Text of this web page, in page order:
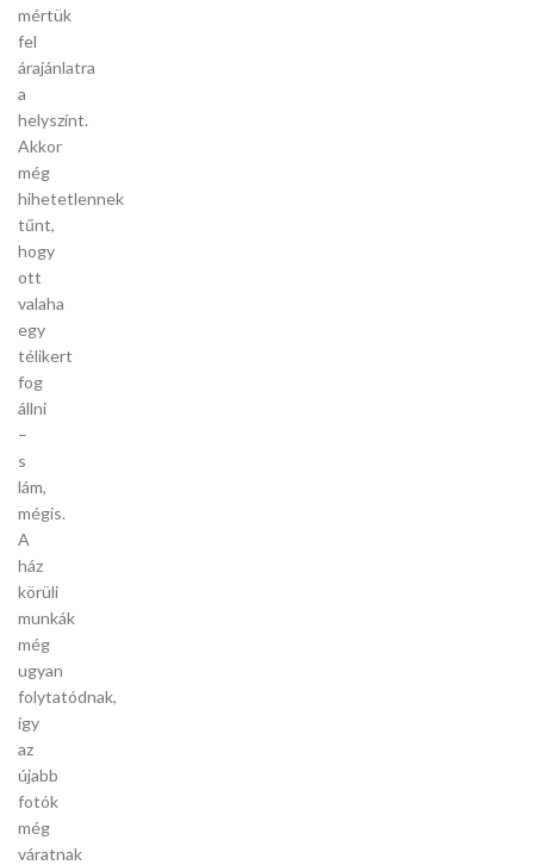
mértük
fel
árajánlatra
a
helyszínt.
Akkor
még
hihetetlennek
tűnt,
hogy
ott
valaha
egy
télikert
fog
állni
–
s
lám,
mégis.
A
ház
körüli
munkák
még
ugyan
folytatódnak,
így
az
újabb
fotók
még
váratnak